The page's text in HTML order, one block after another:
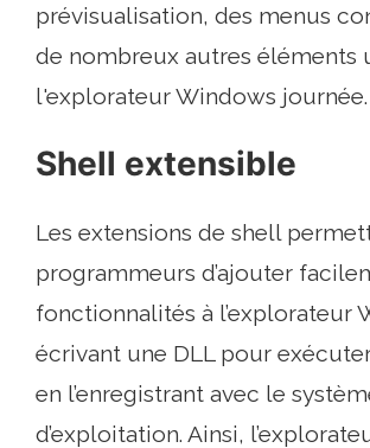
prévisualisation, des menus
de nombreux autres éléments
l'explorateur Windows journée.
Shell extensible
Les extensions de shell
programmeurs d’ajouter
fonctionnalités à l’explorateur
écrivant une DLL pour
en l’enregistrant avec le
d’exploitation. Ainsi,